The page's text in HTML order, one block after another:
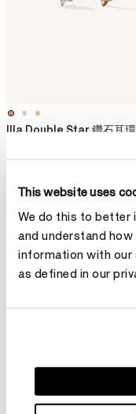
This website uses
We do this to better
and understand
information with our
as defined in our
Illa Double Star 鑽石耳環